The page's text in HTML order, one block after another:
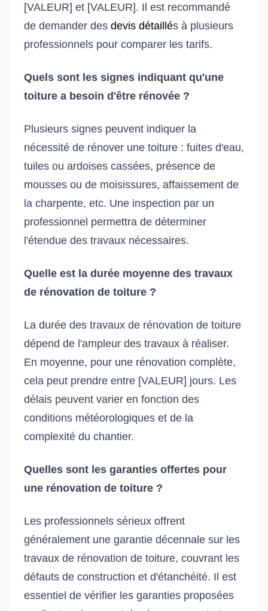
[VALEUR] et [VALEUR]. Il est recommandé
de demander des devis détaillés à plusieurs
professionnels pour comparer les tarifs.
Quels sont les signes indiquant qu'une
toiture a besoin d'être rénovée ?
Plusieurs signes peuvent indiquer la
nécessité de rénover une toiture : fuites d'eau,
tuiles ou ardoises cassées, présence de
mousses ou de moisissures, affaissement de
la charpente, etc. Une inspection par un
professionnel permettra de déterminer
l'étendue des travaux nécessaires.
Quelle est la durée moyenne des travaux
de rénovation de toiture ?
La durée des travaux de rénovation de toiture
dépend de l'ampleur des travaux à réaliser.
En moyenne, pour une rénovation complète,
cela peut prendre entre [VALEUR] jours. Les
délais peuvent varier en fonction des
conditions météorologiques et de la
complexité du chantier.
Quelles sont les garanties offertes pour
une rénovation de toiture ?
Les professionnels sérieux offrent
généralement une garantie décennale sur les
travaux de rénovation de toiture, couvrant les
défauts de construction et d'étanchéité. Il est
essentiel de vérifier les garanties proposées